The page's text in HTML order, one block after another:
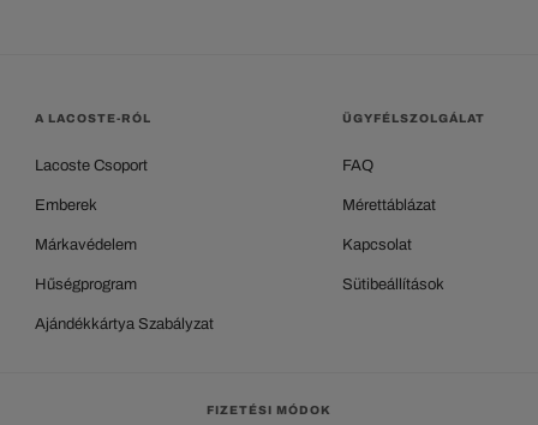
A LACOSTE-RÓL
Lacoste Csoport
Emberek
Márkavédelem
Hűségprogram
Ajándékkártya Szabályzat
ÜGYFÉLSZOLGÁLAT
FAQ
Mérettáblázat
Kapcsolat
Sütibeállítások
FIZETÉSI MÓDOK